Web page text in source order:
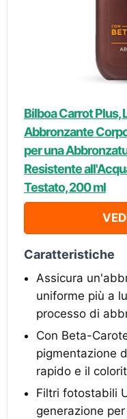
Bilboa Carrot Plus,
Abbronzante
per una
Resistente
Testato, 200 ml
Caratteristiche
Assicura
uniforme più a
processo di
Con Beta-
pigmentazione
rapido e il
Filtri fotostabili
generazione